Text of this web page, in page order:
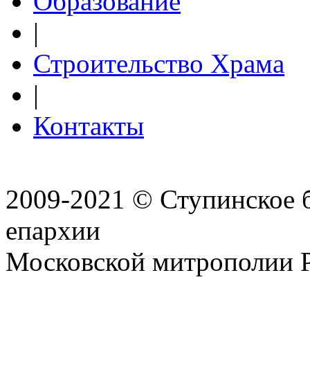
|
Строительство Храма
|
Контакты
2009-2021 © Ступинское
епархии
Московской митрополии